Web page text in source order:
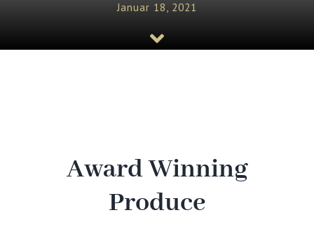
Januar 18, 2021
Award Winning
Produce